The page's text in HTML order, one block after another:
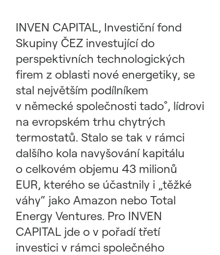
INVEN CAPITAL, Investiční fond
Skupiny ČEZ investující do
perspektivních technologických
firem z oblasti nové energetiky, se
stal největším podílníkem
v německé společnosti tado˚, lídrovi
na evropském trhu chytrých
termostatů. Stalo se tak v rámci
dalšího kola navyšování kapitálu
o celkovém objemu 43 milionů
EUR, kterého se účastnily i „těžké
váhy“ jako Amazon nebo Total
Energy Ventures. Pro INVEN
CAPITAL jde o v pořadí třetí
investici v rámci společného